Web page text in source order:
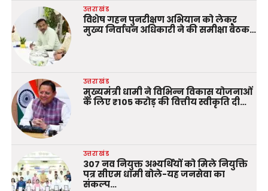
उत्तराखंड
विशेष गहन पुनरीक्षण अभियान को लेकर
मुख्य निर्वाचन अधिकारी ने की समीक्षा बैठक…
उत्तराखंड
मुख्यमंत्री धामी ने विभिन्न विकास योजनाओं
के लिए ₹105 करोड़ की वित्तीय स्वीकृति दी…
उत्तराखंड
307 नव नियुक्त अभ्यर्थियों को मिले नियुक्ति
पत्र सीएम धामी बोले-यह जनसेवा का
संकल्प…